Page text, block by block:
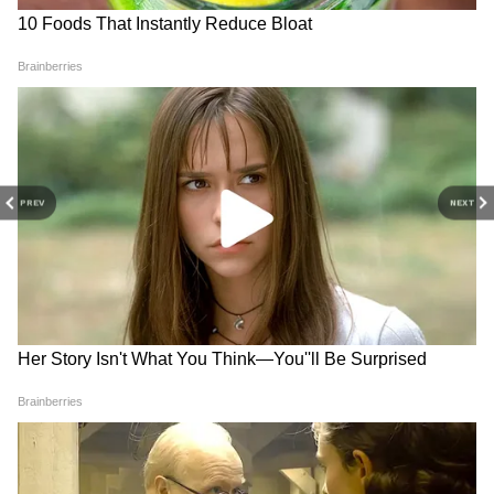
PREV NEXT
আলোচনার পুরো প্রক্রিয়ায় এই বিষয়টিই একটি
DOWNLOAD APP